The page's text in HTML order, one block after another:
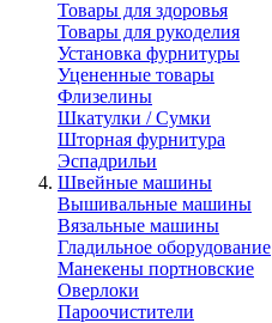
Товары для здоровья
Товары для рукоделия
Установка фурнитуры
Уцененные товары
Флизелины
Шкатулки / Сумки
Шторная фурнитура
Эспадрильи
Швейные машины
Вышивальные машины
Вязальные машины
Гладильное оборудование
Манекены портновские
Оверлоки
Пароочистители